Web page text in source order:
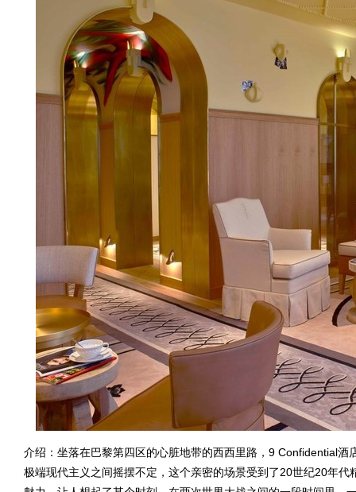
介绍：坐落在巴黎第四区的心脏地带的西西里路，9 Confidential
极端现代主义之间摇摆不定，这个亲密的场景受到了20世纪20年